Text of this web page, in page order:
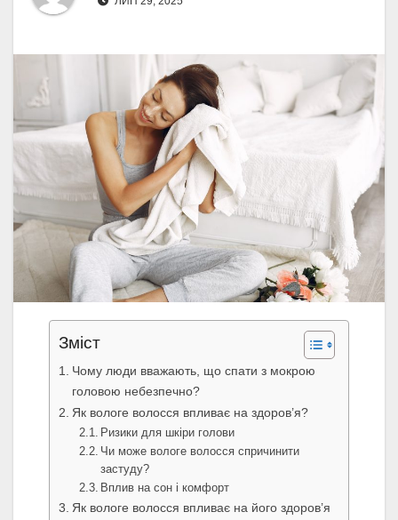
Зміст
Чому люди вважають, що спати з мокрою
головою небезпечно?
Як вологе волосся впливає на здоров’я?
Ризики для шкіри голови
Чи може вологе волосся спричинити
застуду?
Вплив на сон і комфорт
Як вологе волосся впливає на його здоров’я